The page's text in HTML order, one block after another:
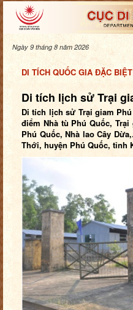
Ngày 9 tháng 8 năm 2026
DI TÍCH QUỐC GIA ĐẶC BIỆT
Di tích lịch sử Trại
Di tích lịch sử Trại giam
điểm Nhà tù Phú Quốc,
Phú Quốc, Nhà lao Cây
Thới, huyện Phú Quốc, tỉnh